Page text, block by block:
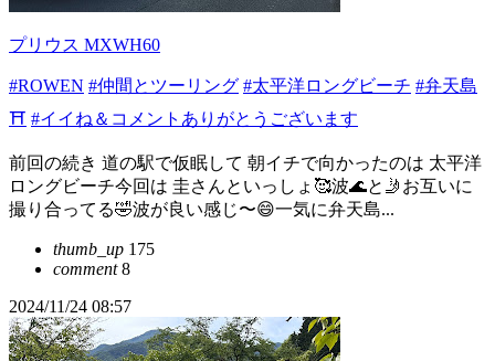
プリウス MXWH60
#ROWEN #仲間とツーリング #太平洋ロングビーチ #弁天島
⛩️ #イイね＆コメントありがとうございます
前回の続き 道の駅で仮眠して 朝イチで向かったのは 太平洋
ロングビーチ今回は 圭さんといっしょ🥰波🌊と🤳お互いに
撮り合ってる🤣波が良い感じ〜😄一気に弁天島...
thumb_up 175
comment8
2024/11/24 08:57